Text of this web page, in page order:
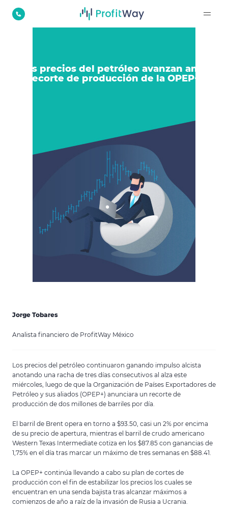
Los precios del petróleo avanzan ante
recorte de producción de la OPEP+
Jorge Tobares
Analista financiero de ProfitWay México
Los precios del petróleo continuaron ganando impulso alcista
anotando una racha de tres días consecutivos al alza este
miércoles, luego de que la Organización de Países Exportadores de
Petróleo y sus aliados (OPEP+) anunciara un recorte de
producción de dos millones de barriles por día.
El barril de Brent opera en torno a $93.50, casi un 2% por encima
de su precio de apertura, mientras el barril de crudo americano
Western Texas Intermediate cotiza en los $87.85 con ganancias de
1,75% en el día tras marcar un máximo de tres semanas en $88.41.
La OPEP+ continúa llevando a cabo su plan de cortes de
producción con el fin de estabilizar los precios los cuales se
encuentran en una senda bajista tras alcanzar máximos a
comienzos de año a raíz de la invasión de Rusia a Ucrania.